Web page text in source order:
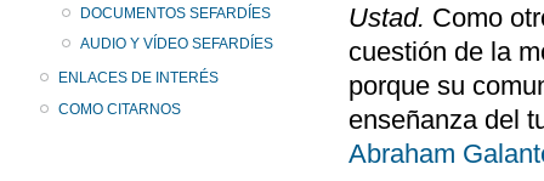
DOCUMENTOS SEFARDÍES
AUDIO Y VÍDEO SEFARDÍES
ENLACES DE INTERÉS
COMO CITARNOS
Ustad. Como
cuestión de la
porque su
enseñanza del
Abraham